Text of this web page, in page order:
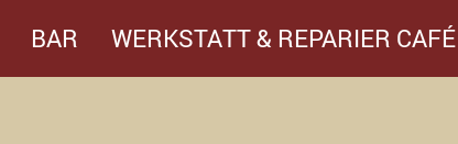
BAR WERKSTATT & REPARIER CAFÉ